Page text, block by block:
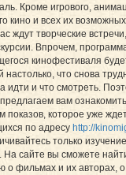
Кроме игрового,
кино и всех их возможных
ждут творческие
Впрочем,
кинофестиваля
что снова
идти и что смотреть.
вам
показов, которое уже
по адресу http://
только
На сайте вы сможете
фильмах и их авторах, о